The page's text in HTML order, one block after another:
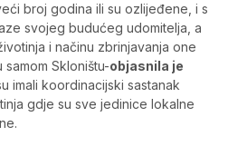
broj godina ili su ozlijeđene, i s
svojeg budućeg udomitelja, a
i načinu zbrinjavanja one
Skloništu-objasnila je
imali koordinacijski sastanak
gdje su sve jedinice lokalne